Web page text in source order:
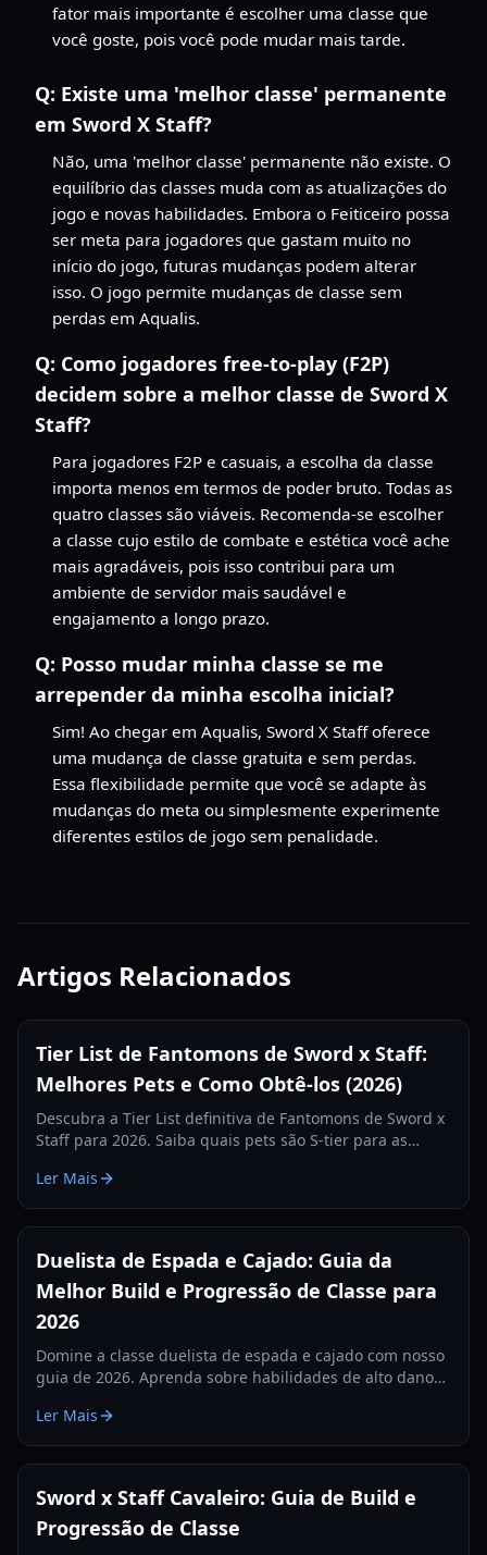
fator mais importante é escolher uma classe que
você goste, pois você pode mudar mais tarde.
Q: Existe uma 'melhor classe' permanente
em Sword X Staff?
Não, uma 'melhor classe' permanente não existe. O
equilíbrio das classes muda com as atualizações do
jogo e novas habilidades. Embora o Feiticeiro possa
ser meta para jogadores que gastam muito no
início do jogo, futuras mudanças podem alterar
isso. O jogo permite mudanças de classe sem
perdas em Aqualis.
Q: Como jogadores free-to-play (F2P)
decidem sobre a melhor classe de Sword X
Staff?
Para jogadores F2P e casuais, a escolha da classe
importa menos em termos de poder bruto. Todas as
quatro classes são viáveis. Recomenda-se escolher
a classe cujo estilo de combate e estética você ache
mais agradáveis, pois isso contribui para um
ambiente de servidor mais saudável e
engajamento a longo prazo.
Q: Posso mudar minha classe se me
arrepender da minha escolha inicial?
Sim! Ao chegar em Aqualis, Sword X Staff oferece
uma mudança de classe gratuita e sem perdas.
Essa flexibilidade permite que você se adapte às
mudanças do meta ou simplesmente experimente
diferentes estilos de jogo sem penalidade.
Artigos Relacionados
Tier List de Fantomons de Sword x Staff:
Melhores Pets e Como Obtê-los (2026)
Descubra a Tier List definitiva de Fantomons de Sword x
Staff para 2026. Saiba quais pets são S-tier para as
otimizá-los.
Ler Mais
Duelista de Espada e Cajado: Guia da
Melhor Build e Progressão de Classe para
2026
Domine a classe duelista de espada e cajado com nosso
guia de 2026. Aprenda sobre habilidades de alto dano
evoluir para um Conquistador.
Ler Mais
Sword x Staff Cavaleiro: Guia de Build e
Progressão de Classe